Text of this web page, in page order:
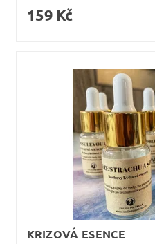
159 Kč
KRIZOVÁ ESENCE